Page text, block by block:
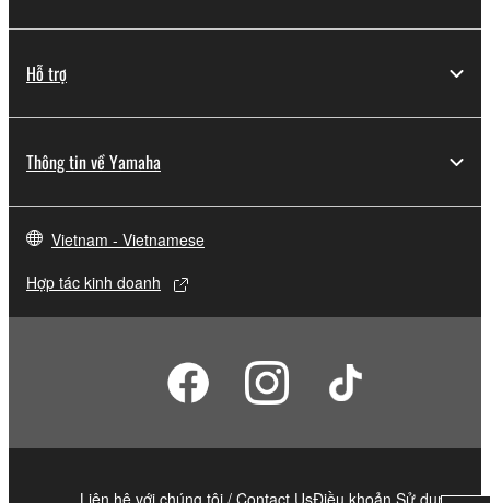
Hỗ trợ
Thông tin về Yamaha
Vietnam - Vietnamese
Hợp tác kinh doanh